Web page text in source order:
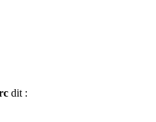
dit :